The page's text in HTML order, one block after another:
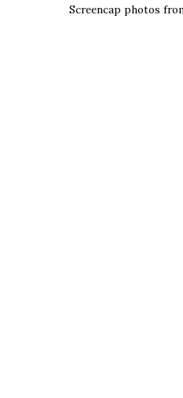
Screencap photos